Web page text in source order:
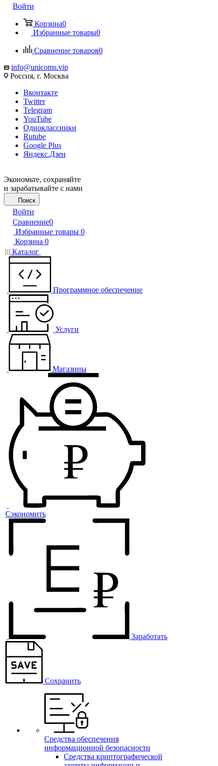
Войти
Корзина0
Избранные товары0
Сравнение товаров0
info@unicoms.vip
Россия, г. Москва
Вконтакте
Twitter
Telegram
YouTube
Одноклассники
Rutube
Google Plus
Яндекс.Дзен
Экономьте, сохраняйте
и зарабатывайте с нами
Поиск
Войти
Сравнение0
Избранные товары 0
Корзина 0
Каталог
Программное обеспечение
Услуги
Магазины
Сэкономить
Заработать
Сохранить
Средства обеспечения
информационной безопасности
Средства криптографической